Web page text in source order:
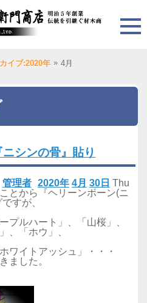
イブ:2020年 » 4月
シンの骨』貼り
2020年 4月 30日 Thu
管理者
とから『ヘリーンボーン(ニ
すが、
プルハート」、「山桜」、
、「ホウ」、
ホワイトアッシュ」・・・
ました。